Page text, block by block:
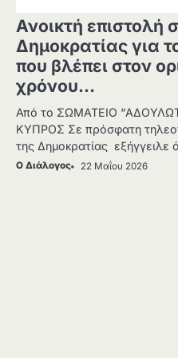
Ανοικτή επιστολή
Δημοκρατίας για
που βλέπει στον
χρόνου…
Από το ΣΩΜΑΤΕΙΟ
ΚΥΠΡΟΣ Σε πρόσφατη
της Δημοκρατίας εξήγγειλε
Ο Διάλογος 22 Μαΐου 2026